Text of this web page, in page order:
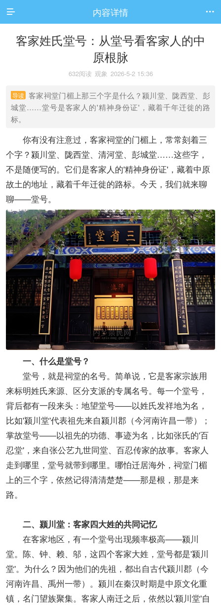
 内容详情 
客家姓氏堂号：从堂号看客家人的中
原根脉
632阅读 观象 2026-5-2 15:36
导读 客家祠堂门楣上那三个字是什么？颍川堂、陇西堂、彭
城堂……堂号是客家人的'精神身份证'，藏着千年迁徙的路
标。
你有没有注意过，客家祠堂的门楣上，常常刻着三
个字？颍川堂、陇西堂、清河堂、彭城堂……这些字，
不是随便写的。它们是客家人的'精神身份证'，藏着中原
故土的地址，藏着千年迁徙的路标。今天，我们就来聊
聊——堂号。
一、什么是堂号？
堂号，就是祠堂的名号。简单说，它是客家宗族用
来标明姓氏来源、区分支派的专属名号。每一个堂号，
背后都有一段来头：地望堂号——以姓氏发祥地为名，
比如'颍川堂'代表祖先来自颍川郡（今河南许昌一带）；
掌故堂号——以祖先的功德、事迹为名，比如张氏的'百
忍堂'，来自张公艺九世同堂、百忍传家的故事。客家人
走到哪里，堂号就带到哪里。哪怕迁居海外，祠堂门楣
上的三个字，依然记得清清楚楚——那是根，那是来
路。
二、颍川堂：客家四大姓的共同记忆
在客家地区，有一个堂号出现频率极高——颍川
堂。陈、钟、赖、邬，这四个客家大姓，堂号都是'颍川
堂'。为什么？因为他们的先祖，都出自古代颍川郡（今
河南许昌、禹州一带）。颍川在秦汉时期是中原文化重
镇，名门望族聚集。客家人南迁之后，依然以'颍川堂'自